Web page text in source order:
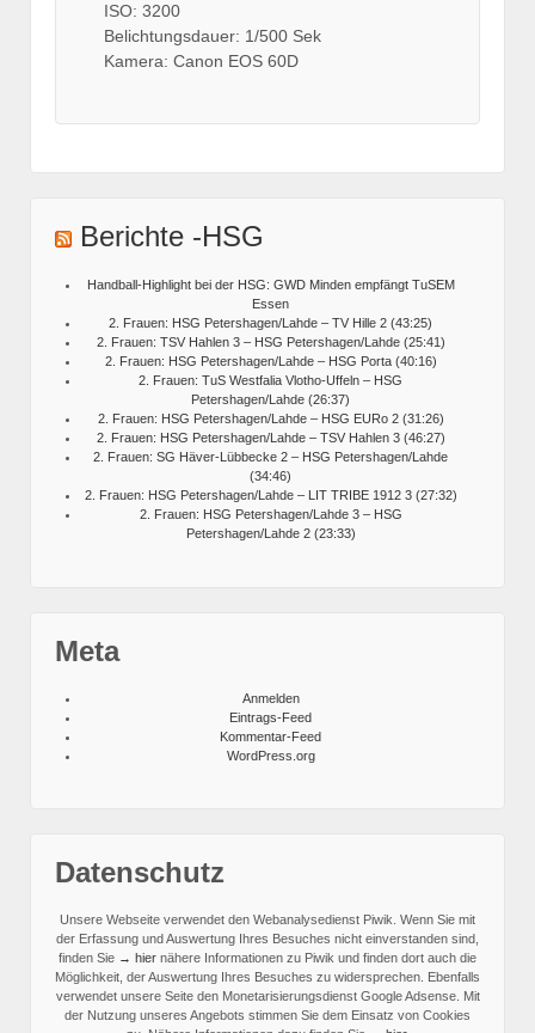
ISO: 3200
Belichtungsdauer: 1/500 Sek
Kamera: Canon EOS 60D
Berichte -HSG
Handball-Highlight bei der HSG: GWD Minden empfängt TuSEM
Essen
2. Frauen: HSG Petershagen/Lahde – TV Hille 2 (43:25)
2. Frauen: TSV Hahlen 3 – HSG Petershagen/Lahde (25:41)
2. Frauen: HSG Petershagen/Lahde – HSG Porta (40:16)
2. Frauen: TuS Westfalia Vlotho-Uffeln – HSG
Petershagen/Lahde (26:37)
2. Frauen: HSG Petershagen/Lahde – HSG EURo 2 (31:26)
2. Frauen: HSG Petershagen/Lahde – TSV Hahlen 3 (46:27)
2. Frauen: SG Häver-Lübbecke 2 – HSG Petershagen/Lahde
(34:46)
2. Frauen: HSG Petershagen/Lahde – LIT TRIBE 1912 3 (27:32)
2. Frauen: HSG Petershagen/Lahde 3 – HSG
Petershagen/Lahde 2 (23:33)
Meta
Anmelden
Eintrags-Feed
Kommentar-Feed
WordPress.org
Datenschutz
Unsere Webseite verwendet den Webanalysedienst Piwik. Wenn Sie mit
der Erfassung und Auswertung Ihres Besuches nicht einverstanden sind,
finden Sie → hier nähere Informationen zu Piwik und finden dort auch die
Möglichkeit, der Auswertung Ihres Besuches zu widersprechen.
Ebenfalls
verwendet unsere Seite den Monetarisierungsdienst Google Adsense. Mit
der Nutzung unseres Angebots stimmen Sie dem Einsatz von Cookies